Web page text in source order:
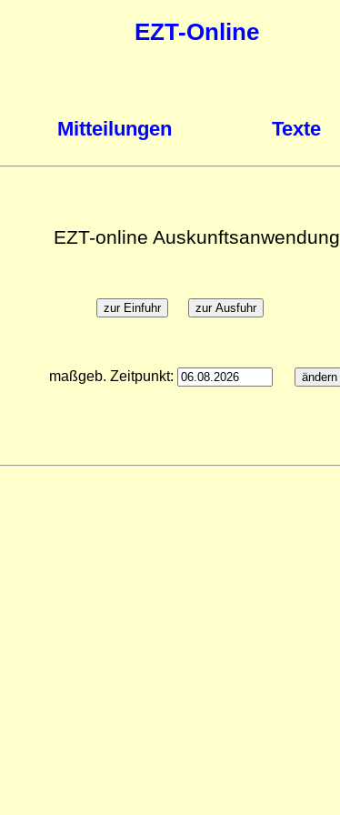
EZT-Online
Mitteilungen Texte
EZT-online Auskunftsanwendung
maßgeb. Zeitpunkt: